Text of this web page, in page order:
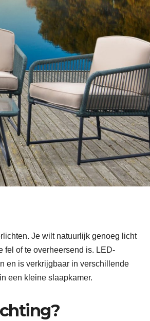
Je wilt natuurlijk genoeg licht
fel of te overheersend is. LED-
en is verkrijgbaar in verschillende
een kleine slaapkamer.